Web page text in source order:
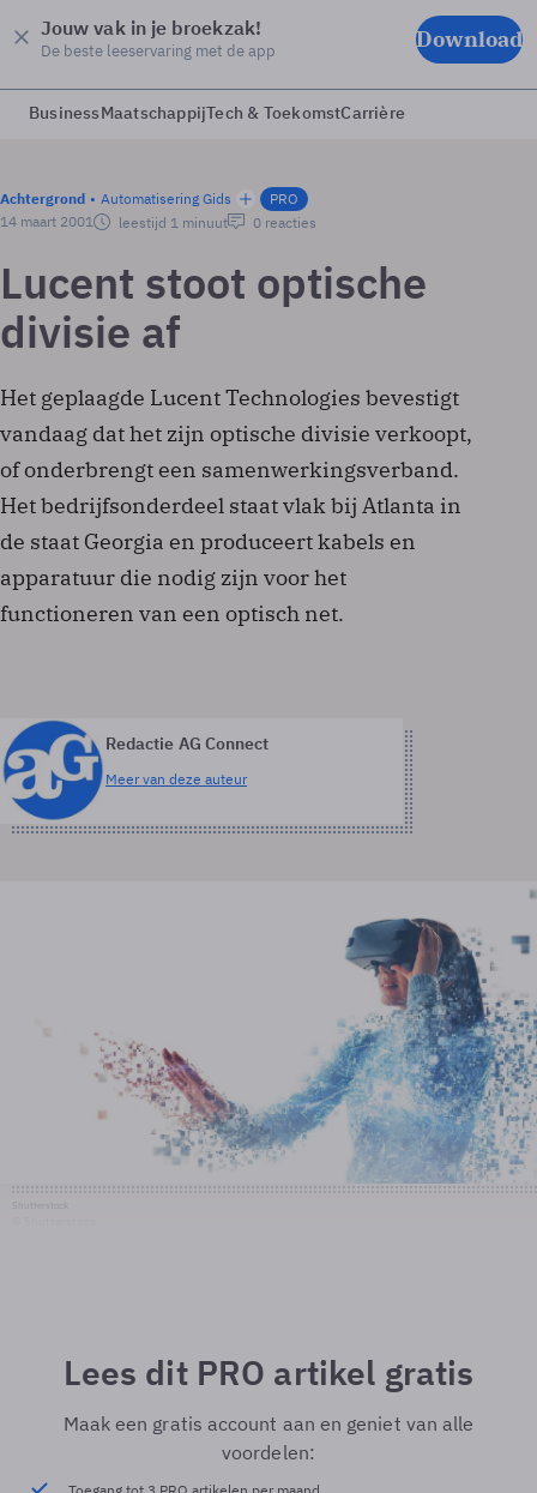
Jouw vak in je broekzak!
De beste leeservaring met de app Download
BusinessMaatschappijTech & ToekomstCarrière
Achtergrond Automatisering Gids
PRO
14 maart 2001
leestijd 1 minuut 0 reacties
Lucent stoot optische
divisie af
Het geplaagde Lucent Technologies bevestigt
vandaag dat het zijn optische divisie verkoopt,
of onderbrengt een samenwerkingsverband.
Het bedrijfsonderdeel staat vlak bij Atlanta in
de staat Georgia en produceert kabels en
apparatuur die nodig zijn voor het
functioneren van een optisch net.
Redactie AG Connect
Meer van deze auteur
Lees dit PRO artikel gratis
Maak een gratis account aan en geniet van alle
voordelen: